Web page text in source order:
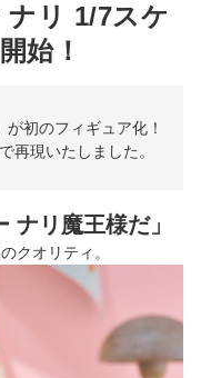
ナリ 1/7スケ
始！
初のフィギュア化！
再現いたしました。
ナリ魔王様だ」
クオリティ。